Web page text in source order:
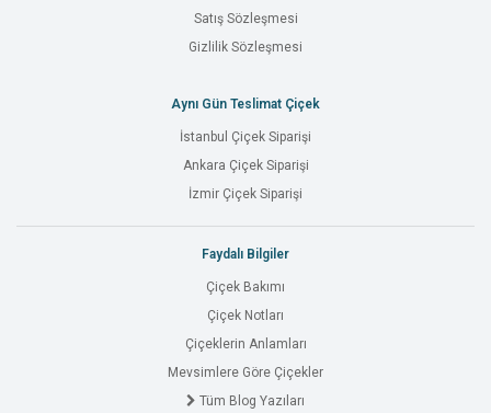
Satış Sözleşmesi
Gizlilik Sözleşmesi
Aynı Gün Teslimat Çiçek
İstanbul Çiçek Siparişi
Ankara Çiçek Siparişi
İzmir Çiçek Siparişi
Faydalı Bilgiler
Çiçek Bakımı
Çiçek Notları
Çiçeklerin Anlamları
Mevsimlere Göre Çiçekler
Tüm Blog Yazıları